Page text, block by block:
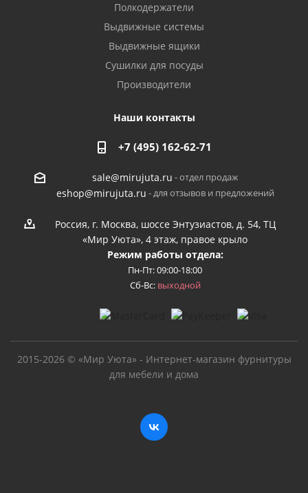
Полкодержатели
Выдвижные системы
Выдвижные ящики
Сушилки для посуды
Производители
Наши контакты
+7 (495) 162-62-71
sale@mirujuta.ru - отдел продаж
eshop@mirujuta.ru - для отзывов и предложений
Россия, г. Москва, шоссе Энтузиастов, д. 54, ТЦ
«Мир Уюта», 4 этаж, правое крыло
Режим работы отдела:
Пн-Пт: 09:00-18:00
Сб-Вс: выходной
2015-2026 © «Мир Уюта» - Интернет-магазин фурнитуры
для мебели и дома